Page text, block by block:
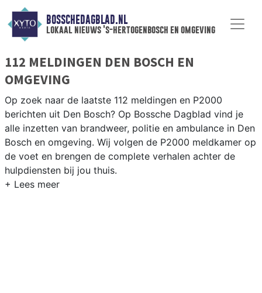
BOSSCHEDAGBLAD.NL
lokaal nieuws 's-hertogenbosch en omgeving
112 MELDINGEN DEN BOSCH EN
OMGEVING
Op zoek naar de laatste 112 meldingen en P2000
berichten uit Den Bosch? Op Bossche Dagblad vind je
alle inzetten van brandweer, politie en ambulance in Den
Bosch en omgeving. Wij volgen de P2000 meldkamer op
de voet en brengen de complete verhalen achter de
hulpdiensten bij jou thuis.